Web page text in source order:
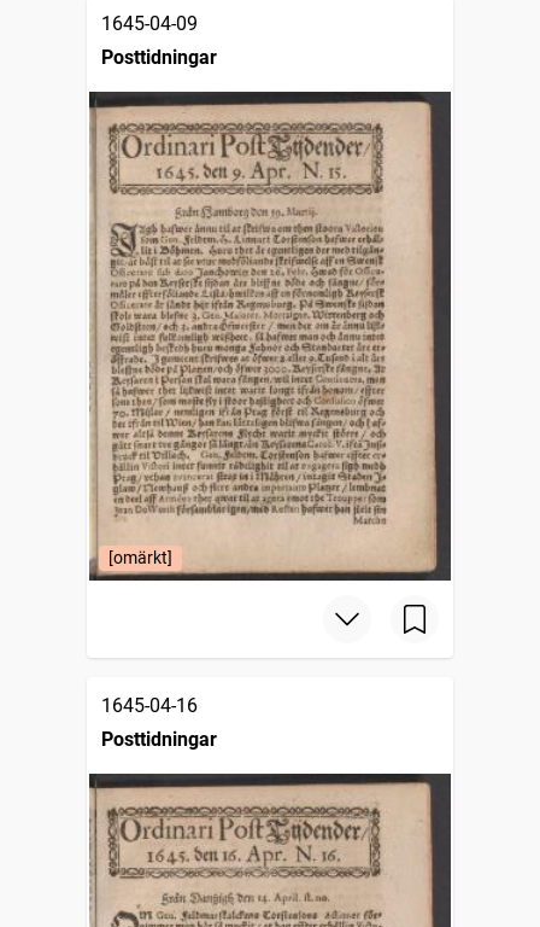
1645-04-09
Posttidningar
[omärkt]
1645-04-16
Posttidningar